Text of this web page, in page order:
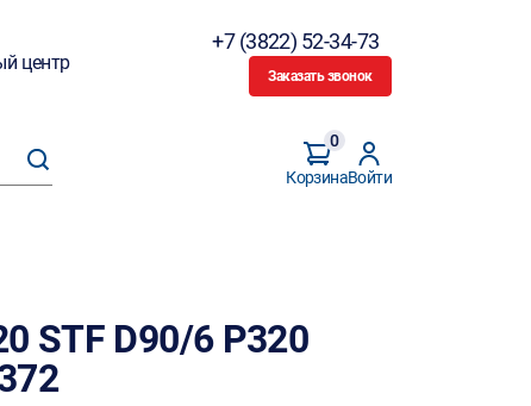
центр
+7 (3822) 52-34-73
Заказать звонок
Корзина
0
Войти
STF D90/6 P320